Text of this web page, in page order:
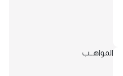
المواهــب